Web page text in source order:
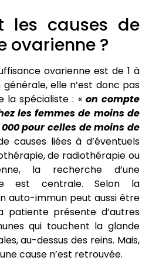
les causes de
ovarienne ?
ovarienne est de 1 à
elle n’est donc pas
la spécialiste : «on compte
les femmes de moins de
000 pour celles de moins de
causes liées à d’éventuels
de radiothérapie ou
la recherche d’une
est centrale. Selon la
auto-immun peut aussi être
patiente présente d’autres
qui touchent la glande
au-dessus des reins. Mais,
cause n’est retrouvée.